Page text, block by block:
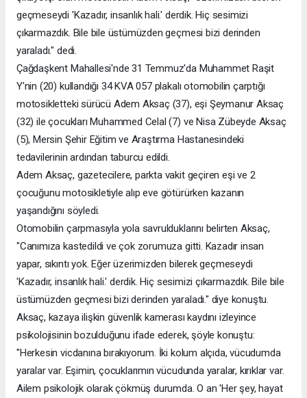
geçmeseydi 'Kazadır, insanlık hali.' derdik. Hiç sesimizi
çıkarmazdık. Bile bile üstümüzden geçmesi bizi derinden
yaraladı." dedi.
Çağdaşkent Mahallesi'nde 31 Temmuz'da Muhammet Raşit
Y'nin (20) kullandığı 34 KVA 057 plakalı otomobilin çarptığı
motosikletteki sürücü Adem Aksaç (37), eşi Şeymanur Aksaç
(32) ile çocukları Muhammed Celal (7) ve Nisa Zübeyde Aksaç
(5), Mersin Şehir Eğitim ve Araştırma Hastanesindeki
tedavilerinin ardından taburcu edildi.
Adem Aksaç, gazetecilere, parkta vakit geçiren eşi ve 2
çocuğunu motosikletiyle alıp eve götürürken kazanın
yaşandığını söyledi.
Otomobilin çarpmasıyla yola savrulduklarını belirten Aksaç,
"Canımıza kastedildi ve çok zorumuza gitti. Kazadır insan
yapar, sıkıntı yok. Eğer üzerimizden bilerek geçmeseydi
'Kazadır, insanlık hali.' derdik. Hiç sesimizi çıkarmazdık. Bile bile
üstümüzden geçmesi bizi derinden yaraladı." diye konuştu.
Aksaç, kazaya ilişkin güvenlik kamerası kaydını izleyince
psikolojisinin bozulduğunu ifade ederek, şöyle konuştu:
"Herkesin vicdanına bırakıyorum. İki kolum alçıda, vücudumda
yaralar var. Eşimin, çocuklarımın vücudunda yaralar, kırıklar var.
Ailem psikolojik olarak çökmüş durumda. O an 'Her şey, hayat